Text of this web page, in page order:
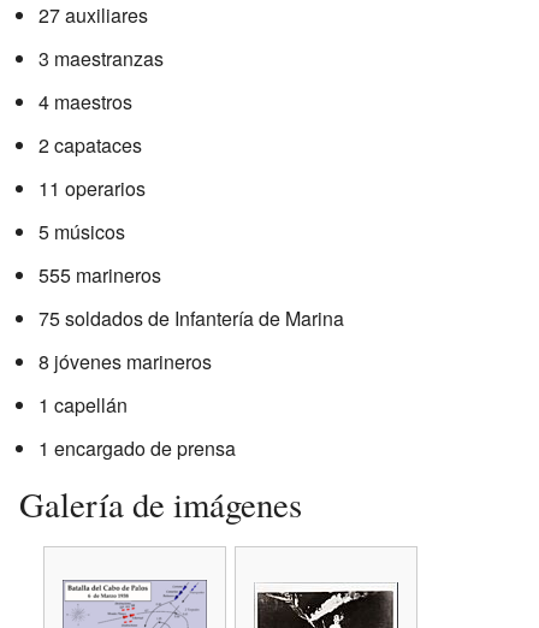
27 auxiliares
3 maestranzas
4 maestros
2 capataces
11 operarios
5 músicos
555 marineros
75 soldados de Infantería de Marina
8 jóvenes marineros
1 capellán
1 encargado de prensa
Galería de imágenes